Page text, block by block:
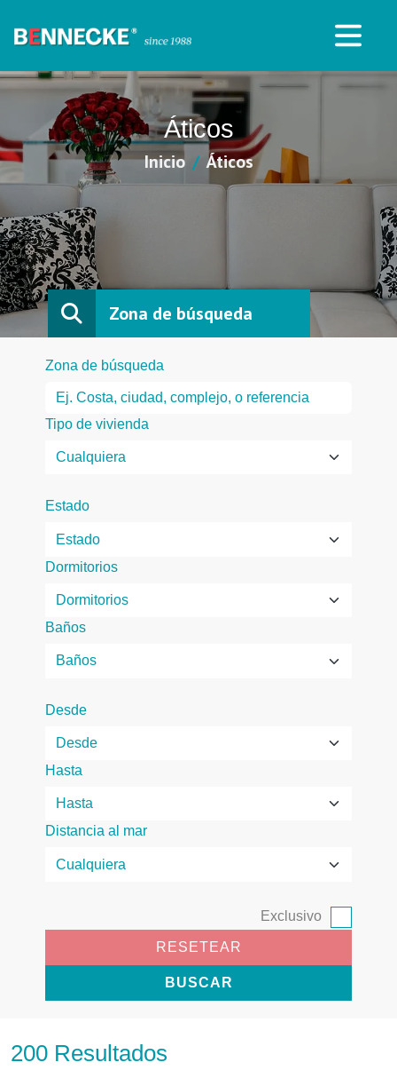
Áticos
Inicio Áticos
Zona de búsqueda
Zona de búsqueda
Tipo de vivienda
Estado
Dormitorios
Baños
Desde
Hasta
Distancia al mar
Exclusivo
RESETEAR
BUSCAR
200 Resultados